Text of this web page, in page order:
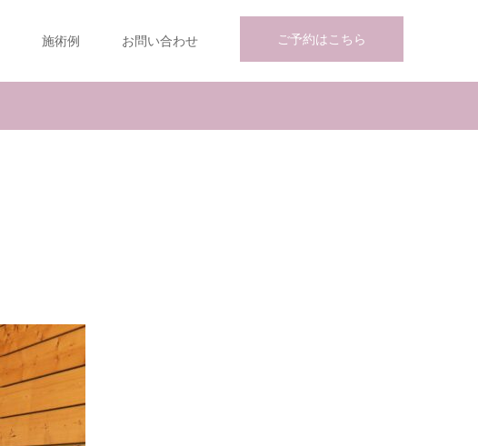
ご予約はこちら
施術例 お問い合わせ